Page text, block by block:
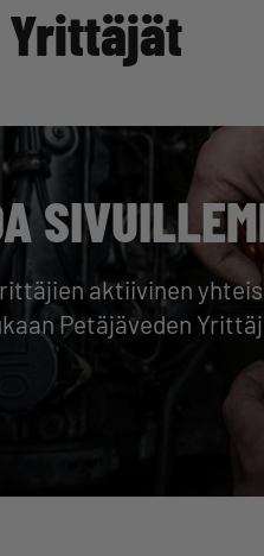
Yrittäjät
aktiivinen
Petäjäveden